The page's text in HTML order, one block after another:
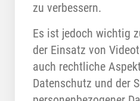
zu verbessern.
Es ist jedoch wichtig
der Einsatz von
auch rechtliche
Datenschutz und der